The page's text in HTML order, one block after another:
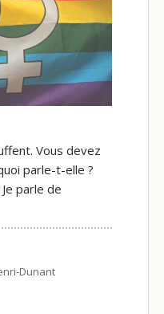
Vous devez
parle-t-elle ?
parle de
Dunant